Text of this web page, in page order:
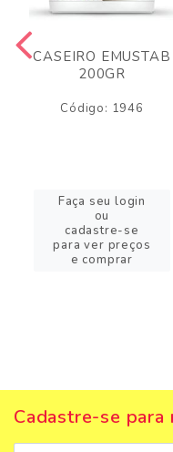
CASEIRO EMUSTAB
200GR
Código: 1946
Faça seu login
ou
cadastre-se
para ver preços
e comprar
Cadastre-se